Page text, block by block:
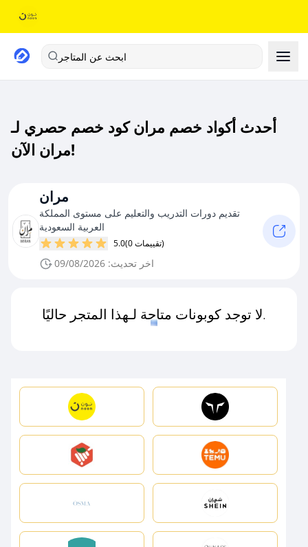
ابحث عن المتاجر
أحدث أكواد خصم مران كود خصم حصري لـ
مران الآن!
مران
تقديم دورات التدريب والتعليم على مستوى المملكة
العربية السعودية
5.0 (0 تقييمات)
اخر تحديث: 09/08/2026
لا توجد كوبونات متاحة لـهذا المتجر حاليًا.